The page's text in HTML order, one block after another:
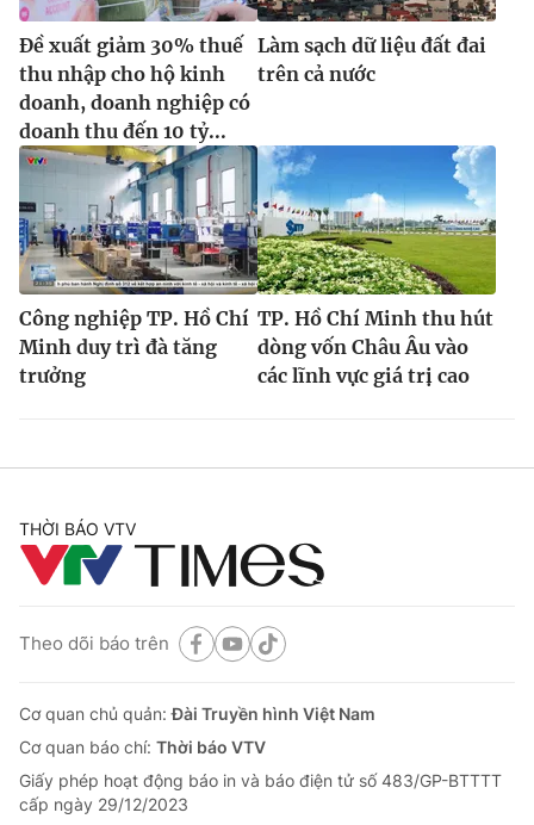
Đề xuất giảm 30% thuế
thu nhập cho hộ kinh
doanh, doanh nghiệp có
doanh thu đến 10 tỷ...
Làm sạch dữ liệu đất đai
trên cả nước
Công nghiệp TP. Hồ Chí
Minh duy trì đà tăng
trưởng
TP. Hồ Chí Minh thu hút
dòng vốn Châu Âu vào
các lĩnh vực giá trị cao
THỜI BÁO VTV
Theo dõi báo trên
Cơ quan chủ quản:Đài Truyền hình Việt Nam
Cơ quan báo chí: Thời báo VTV
Giấy phép hoạt động báo in và báo điện tử số 483/GP-BTTTT
cấp ngày 29/12/2023